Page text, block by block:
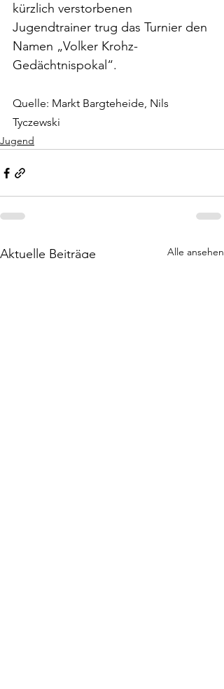
kürzlich verstorbenen
Jugendtrainer trug das Turnier den
Namen „Volker Krohz-
Gedächtnispokal“.
Quelle: Markt Bargteheide, Nils
Tyczewski
Jugend
Aktuelle Beiträge Alle ansehen